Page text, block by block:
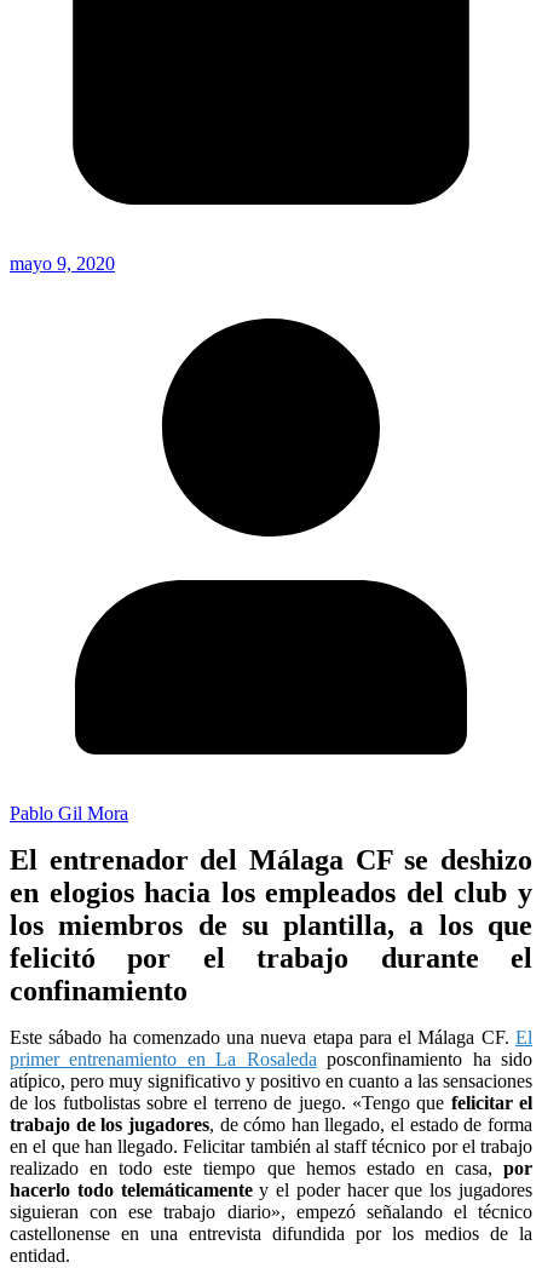
mayo 9, 2020
Pablo Gil Mora
El entrenador del Málaga CF se deshizo
en elogios hacia los empleados del club y
los miembros de su plantilla, a los que
felicitó por el trabajo durante el
confinamiento
Este sábado ha comenzado una nueva etapa para el Málaga CF. El
primer entrenamiento en La Rosaleda posconfinamiento ha sido
atípico, pero muy significativo y positivo en cuanto a las sensaciones
de los futbolistas sobre el terreno de juego. «Tengo que felicitar el
trabajo de los jugadores, de cómo han llegado, el estado de forma
en el que han llegado. Felicitar también al staff técnico por el trabajo
realizado en todo este tiempo que hemos estado en casa, por
hacerlo todo telemáticamentey el poder hacer que los jugadores
siguieran con ese trabajo diario», empezó señalando el técnico
castellonense en una entrevista difundida por los medios de la
entidad.